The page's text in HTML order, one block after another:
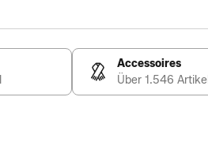
Accessoires
Über 1.546 Artikel